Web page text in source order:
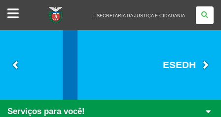
SECRETARIA
JUSTIÇA
E
SECRETARIA DA JUSTIÇA E CIDADANIA
Serviços para você!